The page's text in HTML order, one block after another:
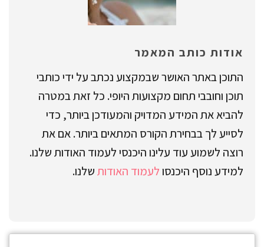
אודות כותב המאמר
התוכן באתר האושר שבמקצוע נכתב על ידי כותבי
תוכן וחובבי תחום מקצועות היופי. כל זאת במטרה
להביא את המידע המדויק והמעודכן ביותר, כדי
לסייע לך בבחירת הקורס המתאים ביותר. אם את
רוצה לשמוע עוד עלינו היכנסי לעמוד האודות שלנו.
למידע נוסף היכנסולעמוד האודותשלנו.